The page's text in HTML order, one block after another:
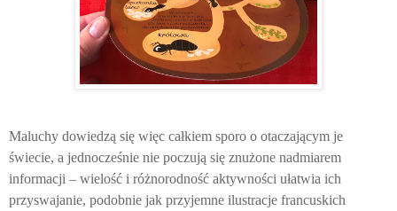
Maluchy dowiedzą się więc całkiem sporo o otaczającym je
świecie, a jednocześnie nie poczują się znużone nadmiarem
informacji – wielość i różnorodność aktywności ułatwia ich
przyswajanie, podobnie jak przyjemne ilustracje francuskich